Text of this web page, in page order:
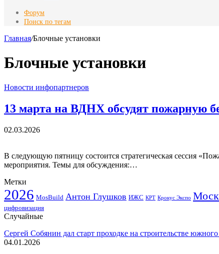
Форум
Поиск по тегам
Главная/Блочные установки
Блочные установки
Новости инфопартнеров
13 марта на ВДНХ обсудят пожарную
02.03.2026
В следующую пятницу состоится стратегическая сессия
мероприятия. Темы для обсуждения:…
Метки
2026 MosBuild Антон Глушков ИЖС КРТ Крокус Экспо
цифровизация
Случайные
Сергей Собянин дал старт проходке на строительстве
04.01.2026